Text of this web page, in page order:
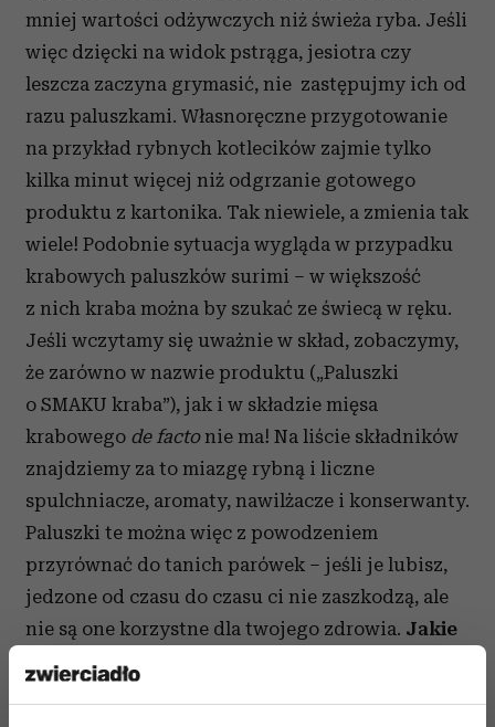
mniej wartości odżywczych niż świeża ryba. Jeśli
więc dzięcki na widok pstrąga, jesiotra czy
leszcza zaczyna grymasić, nie zastępujmy ich od
razu paluszkami. Własnoręczne przygotowanie
na przykład rybnych kotlecików zajmie tylko
kilka minut więcej niż odgrzanie gotowego
produktu z kartonika. Tak niewiele, a zmienia tak
wiele! Podobnie sytuacja wygląda w przypadku
krabowych paluszków surimi – w większość
z nich kraba można by szukać ze świecą w ręku.
Jeśli wczytamy się uważnie w skład, zobaczymy,
że zarówno w nazwie produktu („Paluszki
o SMAKU kraba”), jak i w składzie mięsa
krabowego de factonie ma! Na liście składników
znajdziemy za to miazgę rybną i liczne
spulchniacze, aromaty, nawilżacze i konserwanty.
Paluszki te można więc z powodzeniem
przyrównać do tanich parówek – jeśli je lubisz,
jedzone od czasu do czasu ci nie zaszkodzą, ale
nie są one korzystne dla twojego zdrowia. Jakie
ryby wybierać?